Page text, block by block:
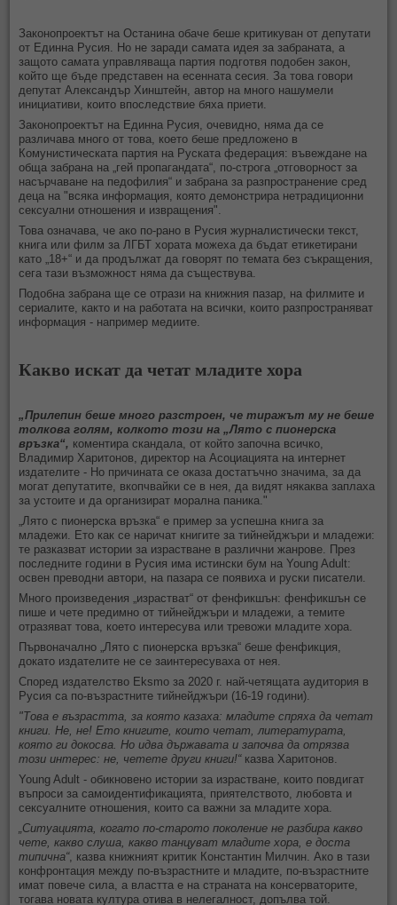
Законопроектът на Останина обаче беше критикуван от депутати
от Единна Русия. Но не заради самата идея за забраната, а
защото самата управляваща партия подготвя подобен закон,
който ще бъде представен на есенната сесия. За това говори
депутат Александър Хинштейн, автор на много нашумели
инициативи, които впоследствие бяха приети.
Законопроектът на Единна Русия, очевидно, няма да се
различава много от това, което беше предложено в
Комунистическата партия на Руската федерация: въвеждане на
обща забрана на „гей пропагандата“, по-строга „отговорност за
насърчаване на педофилия“ и забрана за разпространение сред
деца на "всяка информация, която демонстрира нетрадиционни
сексуални отношения и извращения".
Това означава, че ако по-рано в Русия журналистически текст,
книга или филм за ЛГБТ хората можеха да бъдат етикетирани
като „18+“ и да продължат да говорят по темата без съкращения,
сега тази възможност няма да съществува.
Подобна забрана ще се отрази на книжния пазар, на филмите и
сериалите, както и на работата на всички, които разпространяват
информация - например медиите.
Какво искат да четат младите хора
„Прилепин беше много разстроен, че тиражът му не беше
толкова голям, колкото този на „Лято с пионерска
връзка“, коментира скандала, от който започна всичко,
Владимир Харитонов, директор на Асоциацията на интернет
издателите - Но причината се оказа достатъчно значима, за да
могат депутатите, вкопчвайки се в нея, да видят някаква заплаха
за устоите и да организират морална паника."
„Лято с пионерска връзка“ е пример за успешна книга за
младежи. Ето как се наричат книгите за тийнейджъри и младежи:
те разказват истории за израстване в различни жанрове. През
последните години в Русия има истински бум на Young Adult:
освен преводни автори, на пазара се появиха и руски писатели.
Много произведения „израстват“ от фенфикшън: фенфикшън се
пише и чете предимно от тийнейджъри и младежи, а темите
отразяват това, което интересува или тревожи младите хора.
Първоначално „Лято с пионерска връзка“ беше фенфикция,
докато издателите не се заинтересуваха от нея.
Според издателство Eksmo за 2020 г. най-четящата аудитория в
Русия са по-възрастните тийнейджъри (16-19 години).
"Това е възрастта, за която казаха: младите спряха да четат
книги. Не, не! Ето книгите, които четат, литературата,
която ги докосва. Но идва държавата и започва да отрязва
този интерес: не, четете други книги!“казва Харитонов.
Young Adult - обикновено истории за израстване, които повдигат
въпроси за самоидентификацията, приятелството, любовта и
сексуалните отношения, които са важни за младите хора.
„Ситуацията, когато по-старото поколение не разбира какво
чете, какво слуша, какво танцуват младите хора, е доста
типична“, казва книжният критик Константин Милчин. Ако в тази
конфронтация между по-възрастните и младите, по-възрастните
имат повече сила, а властта е на страната на консерваторите,
тогава новата култура отива в нелегалност, допълва той.